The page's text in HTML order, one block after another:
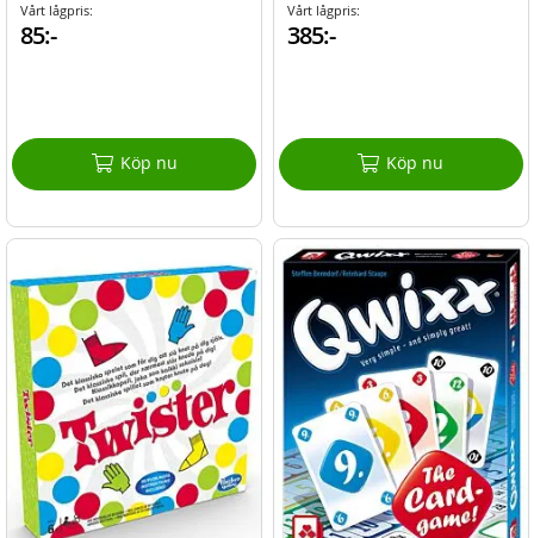
Vårt lågpris:
85:-
Köp nu
Vårt lågpris:
385:-
Köp nu